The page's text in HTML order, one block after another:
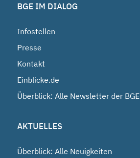
BGE IM DIALOG
Infostellen
Presse
Kontakt
Einblicke.de
Überblick: Alle Newsletter der BGE
AKTUELLES
Überblick: Alle Neuigkeiten